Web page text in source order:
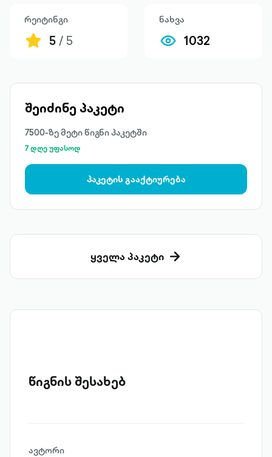
რეიტინგი
5/ 5
ნახვა
1032
შეიძინე პაკეტი
7500-ზე მეტი წიგნი პაკეტში
7 დღე უფასოდ
პაკეტის გააქტიურება
ყველა პაკეტი
წიგნის შესახებ
ავტორი